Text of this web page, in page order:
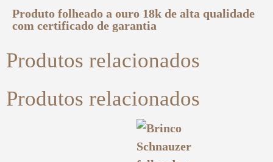
Produto folheado a ouro 18k de alta qualidade
com certificado de garantia
Produtos relacionados
Produtos relacionados